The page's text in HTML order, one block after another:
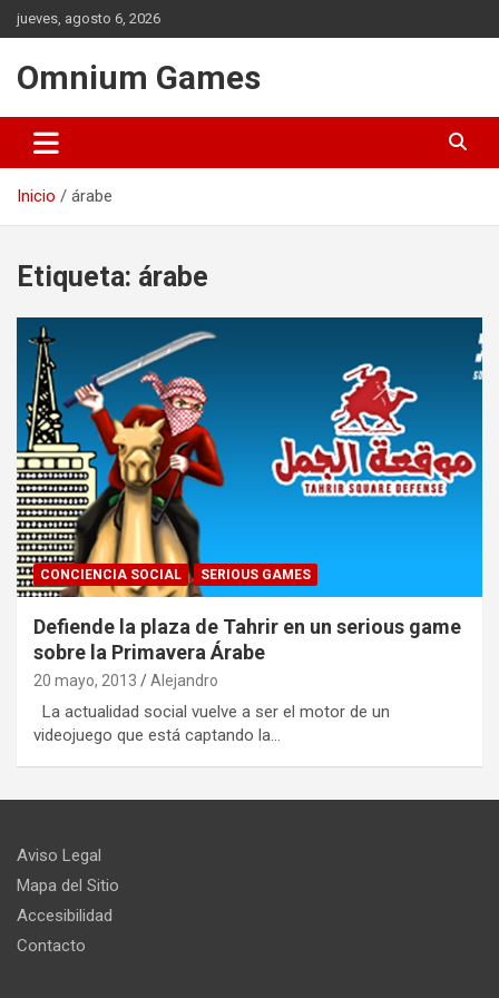
Saltar
al
jueves, agosto 6, 2026
Omnium Games
Inicio árabe
Etiqueta: árabe
CONCIENCIA SOCIAL SERIOUS GAMES
Defiende la plaza de Tahrir en un serious game
sobre la Primavera Árabe
20 mayo, 2013 Alejandro
La actualidad social vuelve a ser el motor de un
videojuego que está captando la…
Aviso Legal
Mapa del Sitio
Accesibilidad
Contacto